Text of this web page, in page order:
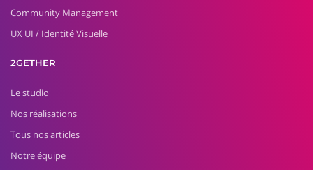
Community Management
UX UI / Identité Visuelle
2GETHER
Le studio
Nos réalisations
Tous nos articles
Notre équipe